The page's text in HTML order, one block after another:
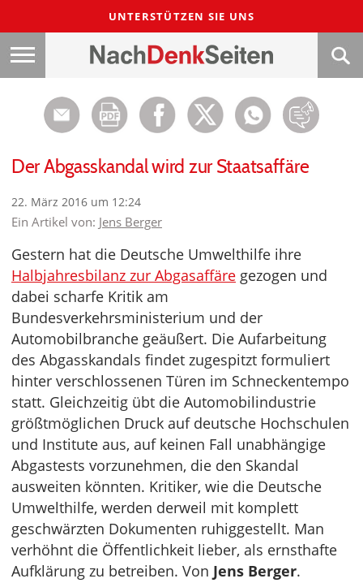
UNTERSTÜTZEN SIE UNS
Der Abgasskandal wird zur Staatsaffäre
22. März 2016 um 12:24
Ein Artikel von: Jens Berger
Gestern hat die Deutsche Umwelthilfe ihre
Halbjahresbilanz zur Abgasaffäre gezogen und
dabei scharfe Kritik am
Bundesverkehrsministerium und der
Automobilbranche geäußert. Die Aufarbeitung
des Abgasskandals findet zugespitzt formuliert
hinter verschlossenen Türen im Schneckentempo
statt. Gleichzeitig übt die Automobilindustrie
größtmöglichen Druck auf deutsche Hochschulen
und Institute aus, auf keinen Fall unabhängige
Abgastests vorzunehmen, die den Skandal
ausweiten könnten. Kritiker, wie die Deutsche
Umwelthilfe, werden derweil mit komplett
geschwärzten Dokumenten ruhiggestellt. Man
verhöhnt die Öffentlichkeit lieber, als ernsthafte
Aufklärung zu betreiben. Von Jens Berger.